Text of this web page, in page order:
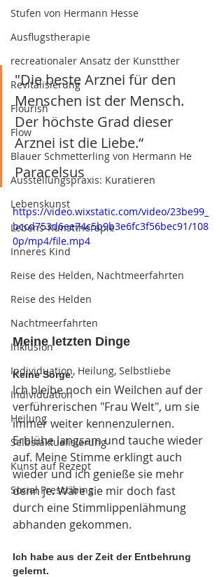
Stufen von Hermann Hesse
Ausflugstherapie
recreationaler Ansatz der Kunstther
Revitalisierung
Flourish
Flow
Blauer Schmetterling von Hermann He
Ausstellungspraxis: Kuratieren
Lebenskunst
Lebens-Kunsttherapie
Inneres Kind
Reise des Helden, Nachtmeerfahrten
Reise des Helden
Nachtmeerfahrten
Inklusion
Individuation, Heilung, Selbstliebe
Individuation
Heilung
Selbstaktualisierung
Kunst auf Rezept
Social Prescribing
"Die beste Arznei für den
Menschen ist der Mensch.
Der höchste Grad dieser
Arznei ist die Liebe.“
Paracelsus
https://video.wixstatic.com/video/23be99_
bccd753d6ee74c5b9b3e6fc3f56bec91/108
0p/mp4/file.mp4
Meine letzten Dinge
Keine Sorge.
Ich bleibe noch ein Weilchen auf der
verführerischen "Frau Welt", um sie
immer weiter kennenzulernen.
Erblühe langsam und tauche wieder
auf. Meine Stimme erklingt auch
wieder und ich genieße sie mehr
denn je. Wäre sie mir doch fast
durch eine Stimmlippenlähmung
abhanden gekommen.
Ich habe aus der Zeit der Entbehrung
gelernt.